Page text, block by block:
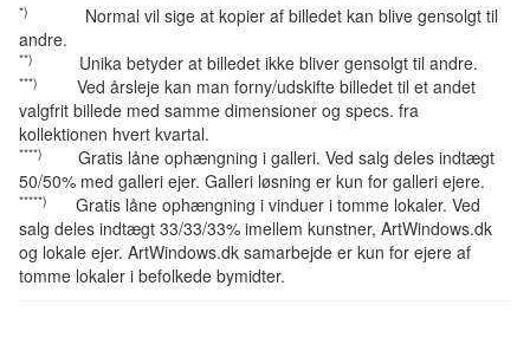
*) Normal vil sige at kopier af billedet kan blive gensolgt til
andre.
**) Unika betyder at billedet ikke bliver gensolgt til andre.
***) Ved årsleje kan man forny/udskifte billedet til et andet
valgfrit billede med samme dimensioner og specs. fra
kollektionen hvert kvartal.
****) Gratis låne ophængning i galleri. Ved salg deles indtægt
50/50% med galleri ejer. Galleri løsning er kun for galleri ejere.
*****) Gratis låne ophængning i vinduer i tomme lokaler. Ved
salg deles indtægt 33/33/33% imellem kunstner, ArtWindows.dk
og lokale ejer. ArtWindows.dk samarbejde er kun for ejere af
tomme lokaler i befolkede bymidter.